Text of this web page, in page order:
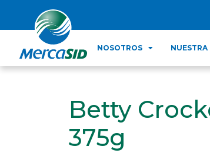
NOSOTROS NUESTRA
Betty
375g